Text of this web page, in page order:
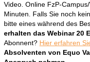
Video. Online FzP-
Minuten. Falls Sie noch kein
bitte eines während des
erhalten das Webinar 20
Abonnent? Hier erfahren
Absolventen von Equo